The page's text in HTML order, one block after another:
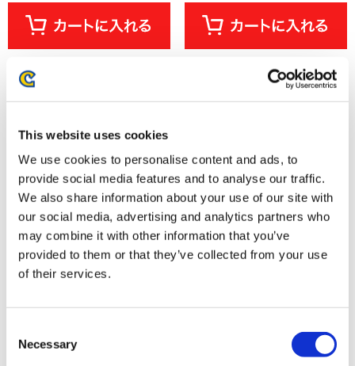
This website uses cookies
We use cookies to personalise content and ads, to
provide social media features and to analyse our traffic.
We also share information about your use of our site with
our social media, advertising and analytics partners who
may combine it with other information that you’ve
provided to them or that they’ve collected from your use
of their services.
Selection
Necessary
大逆転裁判 ～拾周年万華ノ宴～
ダイカットステッカーセット
1,320円(税込)
流星のロックマン アクリルスタ
12,320円(税込)